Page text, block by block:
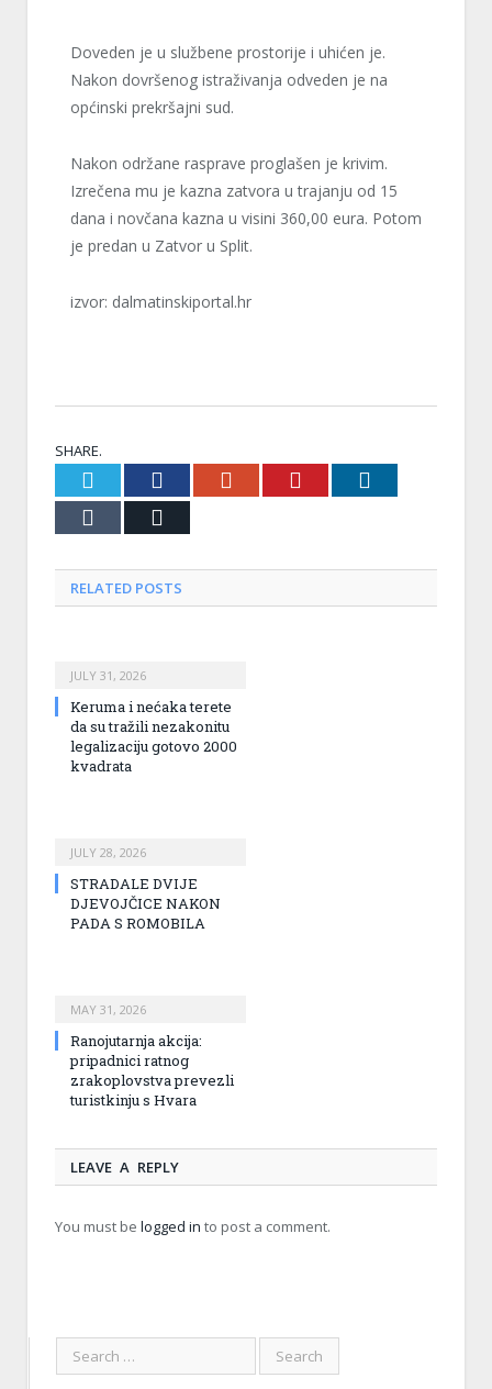
Doveden je u službene prostorije i uhićen je.
Nakon dovršenog istraživanja odveden je na
općinski prekršajni sud.
Nakon održane rasprave proglašen je krivim.
Izrečena mu je kazna zatvora u trajanju od 15
dana i novčana kazna u visini 360,00 eura. Potom
je predan u Zatvor u Split.
izvor: dalmatinskiportal.hr
SHARE.
Twitter FacebookGoogle+ Pinterest
Tumblr
RELATED POSTS
JULY 31, 2026
Keruma i nećaka terete
da su tražili nezakonitu
legalizaciju gotovo 2000
kvadrata
JULY 28, 2026
STRADALE DVIJE
DJEVOJČICE NAKON
PADA S ROMOBILA
MAY 31, 2026
Ranojutarnja akcija:
pripadnici ratnog
zrakoplovstva prevezli
turistkinju s Hvara
LEAVE A REPLY
You must be logged in to post a comment.